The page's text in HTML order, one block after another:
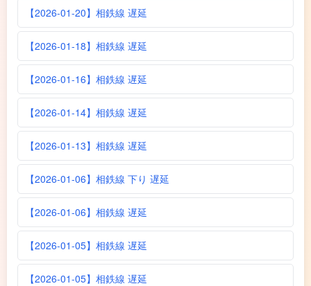
【2026-01-20】相鉄線 遅延
【2026-01-18】相鉄線 遅延
【2026-01-16】相鉄線 遅延
【2026-01-14】相鉄線 遅延
【2026-01-13】相鉄線 遅延
【2026-01-06】相鉄線 下り 遅延
【2026-01-06】相鉄線 遅延
【2026-01-05】相鉄線 遅延
【2026-01-05】相鉄線 遅延